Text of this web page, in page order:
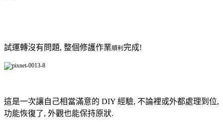
試運轉沒有問題, 整個修護作業順利完成!
這是一次讓自己相當滿意的 DIY 經驗, 不論裡或外都處理到位,
功能恢復了, 外觀也能保持原狀.